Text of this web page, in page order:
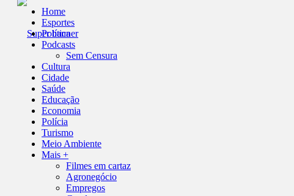
Home
Esportes
Política
Podcasts
Sem Censura
Cultura
Cidade
Saúde
Educação
Economia
Polícia
Turismo
Meio Ambiente
Mais +
Filmes em cartaz
Agronegócio
Empregos